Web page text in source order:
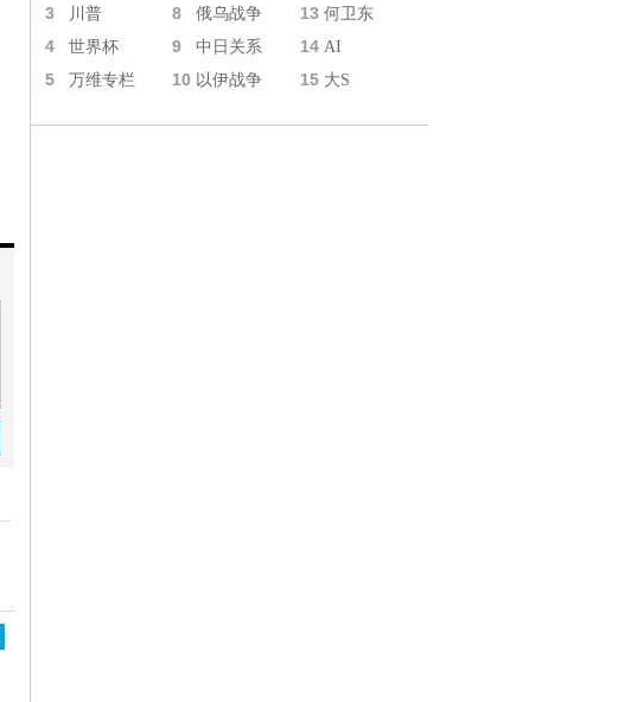
3 川普 8 俄乌战争 13 何卫东
4 世界杯 9 中日关系 14 AI
5 万维专栏 10 以伊战争 15 大S